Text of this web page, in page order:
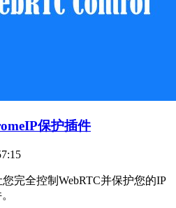
保护插件
完全控制WebRTC并保护您的IP